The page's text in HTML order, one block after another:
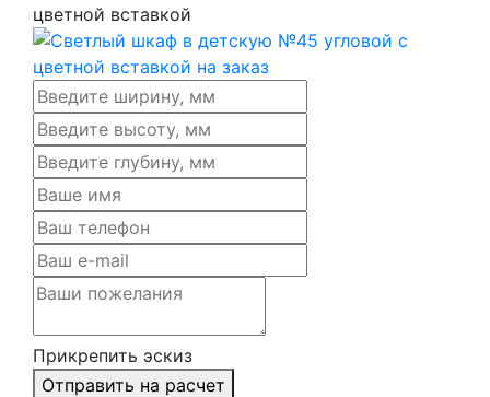
цветной вставкой
Прикрепить эскиз
Отправить на расчет